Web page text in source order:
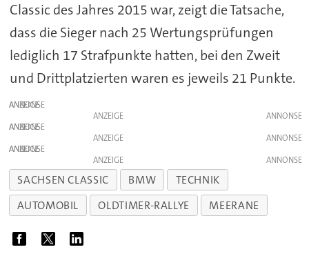
Classic des Jahres 2015 war, zeigt die Tatsache,
dass die Sieger nach 25 Wertungsprüfungen
lediglich 17 Strafpunkte hatten, bei den Zweit
und Drittplatzierten waren es jeweils 21 Punkte.
ANZEIGE
ANZEIGE
ANZEIGE
ANZEIGE
ANZEIGE
ANZEIGE
SACHSEN CLASSIC BMW
TECHNIK
AUTOMOBIL
OLDTIMER-RALLYE MEERANE